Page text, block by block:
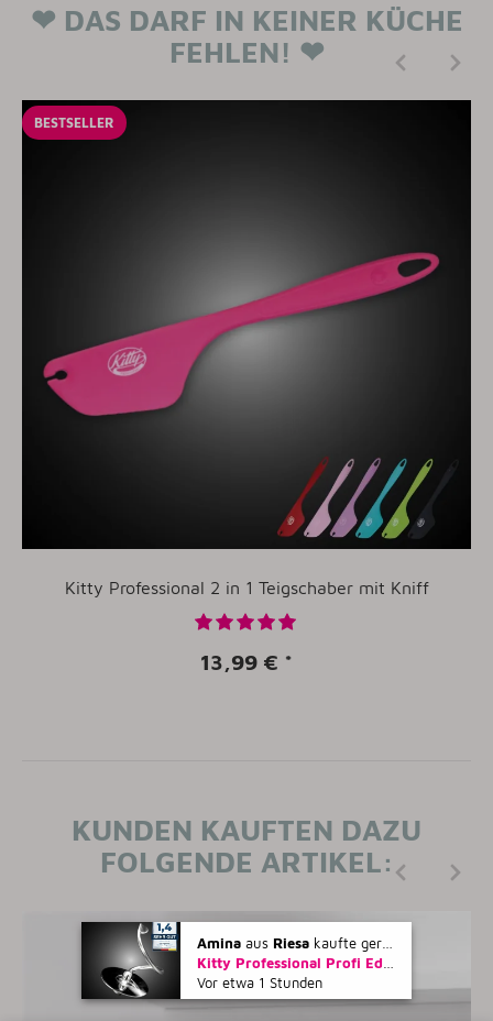
❤ DAS DARF IN KEINER KÜCHE
FEHLEN! ❤
BESTSELLER
Kitty Professional 2 in 1 Teigschaber mit Kniff
13,99 € *
KUNDEN KAUFTEN DAZU
FOLGENDE ARTIKEL:
Amina aus Riesa kaufte gerade
Kitty Professional Profi Edelstahl-Knethaken 'Teigpeitsche' kompatibel mit KitchenAid 4,3 / 4,7 und 4,8 Liter
Vor etwa 1 Stunden